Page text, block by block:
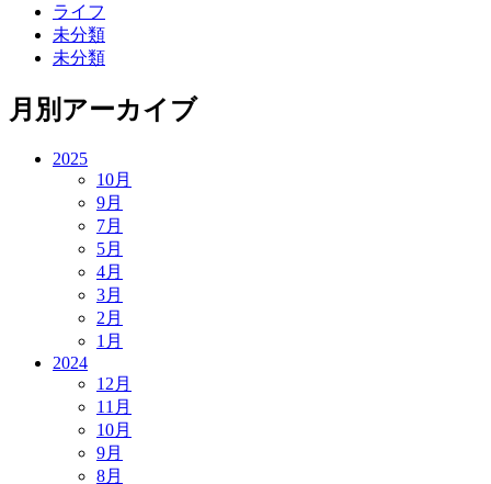
ライフ
未分類
未分類
月別アーカイブ
2025
10月
9月
7月
5月
4月
3月
2月
1月
2024
12月
11月
10月
9月
8月